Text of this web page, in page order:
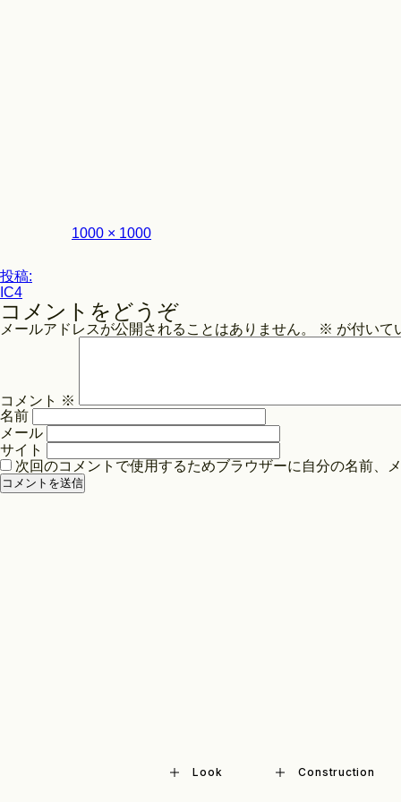
フ
1000 × 1000
投
稿
ナ
ビ
シ
ョ
ン
投稿:
IC4
コメントをどうぞ
メールアドレスが公開されることはありません。 ※ が付いて
コメント ※
名前
メール
サイト
次回のコメントで使用するためブラウザーに自分の名前、
Look Construction